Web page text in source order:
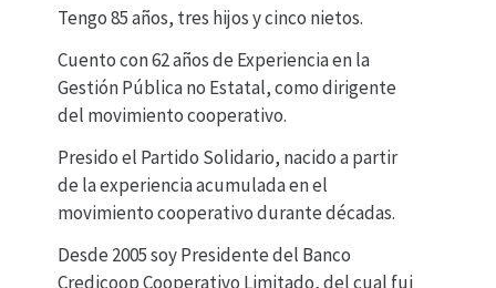
t
o
e
v
í
Tengo 85 años, tres hijos y cinco nietos.
Cuento con 62 años de Experiencia en la
Gestión Pública no Estatal, como dirigente
del movimiento cooperativo.
Presido el Partido Solidario, nacido a partir
de la experiencia acumulada en el
movimiento cooperativo durante décadas.
Desde 2005 soy Presidente del Banco
Credicoop Cooperativo Limitado, del cual fui